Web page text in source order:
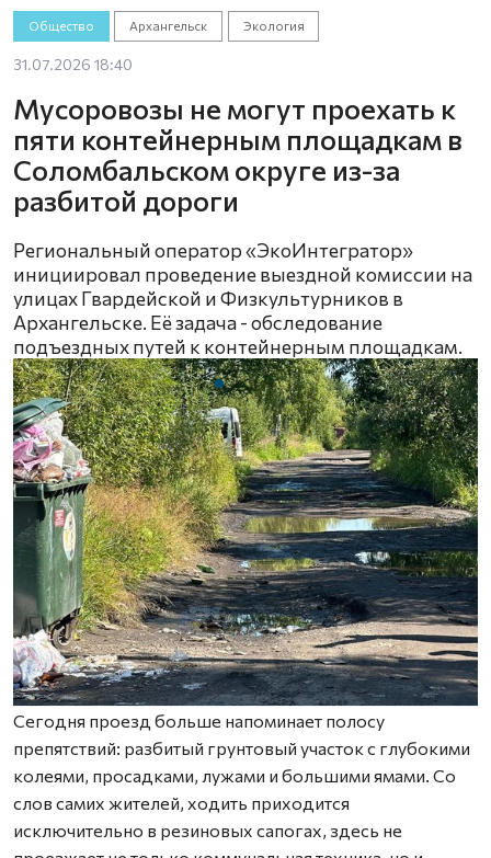
Общество Архангельск Экология
31.07.2026 18:40
Мусоровозы не могут проехать к
пяти контейнерным площадкам в
Соломбальском округе из-за
разбитой дороги
Региональный оператор «ЭкоИнтегратор»
инициировал проведение выездной комиссии на
улицах Гвардейской и Физкультурников в
Архангельске. Её задача - обследование
подъездных путей к контейнерным площадкам.
Сегодня проезд больше напоминает полосу
препятствий: разбитый грунтовый участок с глубокими
колеями, просадками, лужами и большими ямами. Со
слов самих жителей, ходить приходится
исключительно в резиновых сапогах, здесь не